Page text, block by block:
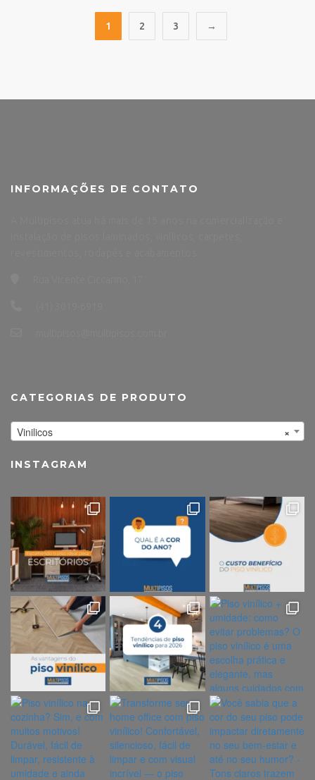
1 2 3 →
INFORMAÇÕES DE CONTATO
CATEGORIAS DE PRODUTO
×
Vinilicos
INSTAGRAM